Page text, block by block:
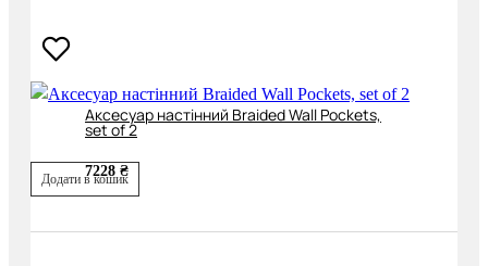
Аксесуар настінний Braided Wall Pockets,
set of 2
7228 ₴
Додати в кошик